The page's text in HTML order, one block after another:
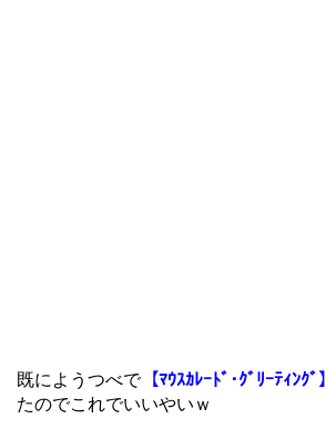
既にようつべで【ﾏｳｽｶﾚｰﾄﾞ･ｸﾞﾘｰﾃｨﾝｸﾞ】
たのでこれでいいやいｗ